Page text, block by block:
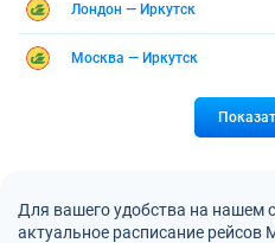
Лондон — Иркутск
Москва — Иркутск
Для вашего удобства на нашем
актуальное расписание